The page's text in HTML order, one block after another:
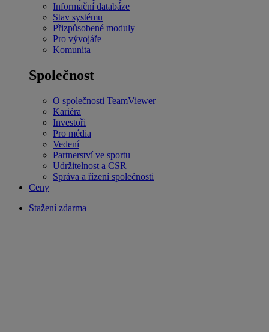
Informační databáze
Stav systému
Přizpůsobené moduly
Pro vývojáře
Komunita
Společnost
O společnosti TeamViewer
Kariéra
Investoři
Pro média
Vedení
Partnerství ve sportu
Udržitelnost a CSR
Správa a řízení společnosti
Ceny
Stažení zdarma